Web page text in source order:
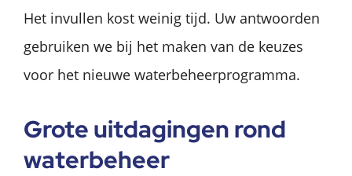
Het invullen kost weinig tijd. Uw antwoorden
gebruiken we bij het maken van de keuzes
voor het nieuwe waterbeheerprogramma.
Grote uitdagingen rond
waterbeheer